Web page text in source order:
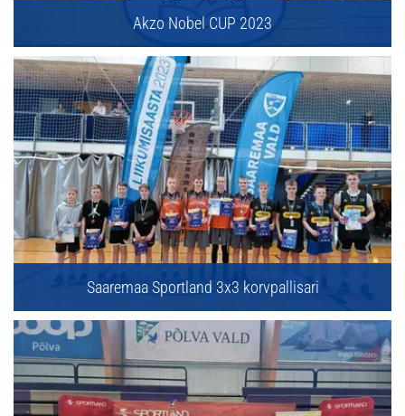
Akzo Nobel CUP 2023
Saaremaa Sportland 3x3 korvpallisari